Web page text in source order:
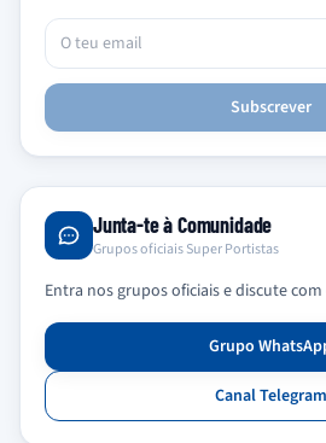
Subscrever
Junta-te à Comunidade
Grupos oficiais Super Portistas
Entra nos grupos oficiais e discute
Grupo
Canal Telegram